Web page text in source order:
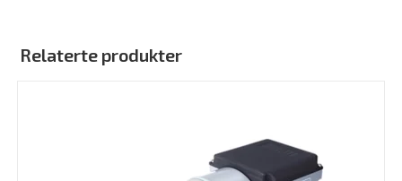
Relaterte produkter